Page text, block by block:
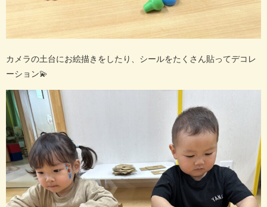
カメラの土台にお絵描きをしたり、シールをたくさん貼ってデコレ
ーション💫